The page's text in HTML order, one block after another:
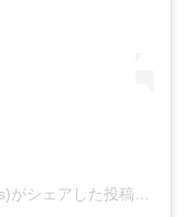
Rico's Frenchiesさん(@ricosfrenchies)がシェアした投稿
-